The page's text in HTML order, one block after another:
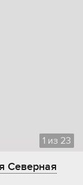
1 из 23
Северная